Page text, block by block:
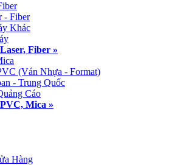
- Fiber
Khác
Fiber »
(Ván Nhựa - Format)
- Trung Quốc
Cáo
Mica »
Hàng